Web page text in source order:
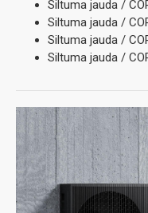
Siltuma jauda /
Siltuma jauda /
Siltuma jauda /
Siltuma jauda /